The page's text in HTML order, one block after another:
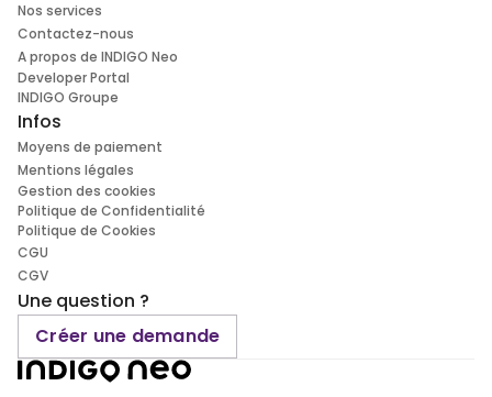
Nos services
Contactez-nous
A propos de INDIGO Neo
Developer Portal
INDIGO Groupe
Infos
Moyens de paiement
Mentions légales
Gestion des cookies
Politique de Confidentialité
Politique de Cookies
CGU
CGV
Une question ?
Créer une demande